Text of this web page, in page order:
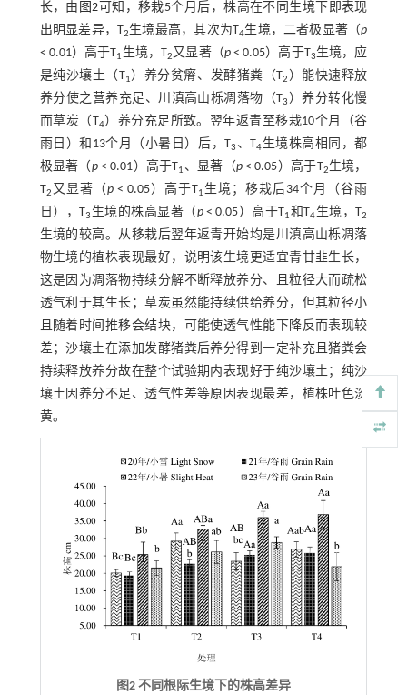
长，由 图2 可知，移栽5个月后，株高在不同生境下即表现
出明显差异，T2生境最高，其次为T4生境，二者极显著（p
< 0.01）高于T1生境，T2又显著（p< 0.05）高于T3生境，应
是纯沙壤土（T1）养分贫瘠、发酵猪粪（T2 ）能快速释放
养分使之营养充足、川滇高山栎凋落物（T3 ）养分转化慢
而草炭（T4）养分充足所致。翌年返青至移栽10个月（谷
雨日）和13个月（小暑日）后，T3 、T4生境株高相同，都
极显著（p< 0.01）高于T1 、显著（p< 0.05）高于T2生境，
T2又显著（p< 0.05）高于T1生境；移栽后34个月（谷雨
日），T3生境的株高显著（p< 0.05）高于T1和T4生境，T2
生境的较高。从移栽后翌年返青开始均是川滇高山栎凋落
物生境的植株表现最好，说明该生境更适宜青甘韭生长，
这是因为凋落物持续分解不断释放养分、且粒径大而疏松
透气利于其生长；草炭虽然能持续供给养分，但其粒径小
且随着时间推移会结块，可能使透气性能下降反而表现较
差；沙壤土在添加发酵猪粪后养分得到一定补充且猪粪会
持续释放养分故在整个试验期内表现好于纯沙壤土；纯沙
壤土因养分不足、透气性差等原因表现最差，植株叶色淡
黄。
图2 不同根际生境下的株高差异